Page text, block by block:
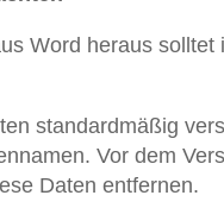
Word heraus
standardmäßig
Vor dem
Daten entfernen.